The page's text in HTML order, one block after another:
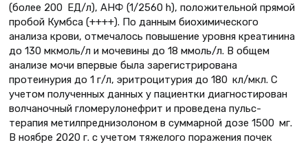
(более 200 ЕД/л), АНФ (1/2560 h), положительной прямой
пробой Кумбса (++++). По данным биохимического
анализа крови, отмечалось повышение уровня креатинина
до 130 мкмоль/л и мочевины до 18 ммоль/л. В общем
анализе мочи впервые была зарегистрирована
протеинурия до 1 г/л, эритроцитурия до 180 кл/мкл. С
учетом полученных данных у пациентки диагностирован
волчаночный гломерулонефрит и проведена пульс-
терапия метилпреднизолоном в суммарной дозе 1500 мг.
В ноябре 2020 г. с учетом тяжелого поражения почек